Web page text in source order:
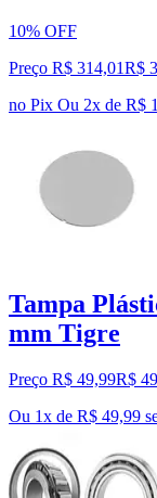
10% OFF
Preço R$ 314,01R$
no Pix Ou 2x de R$
Tampa
mm Tigre
Preço R$ 49,99R$ 49
Ou 1x de R$ 49,99